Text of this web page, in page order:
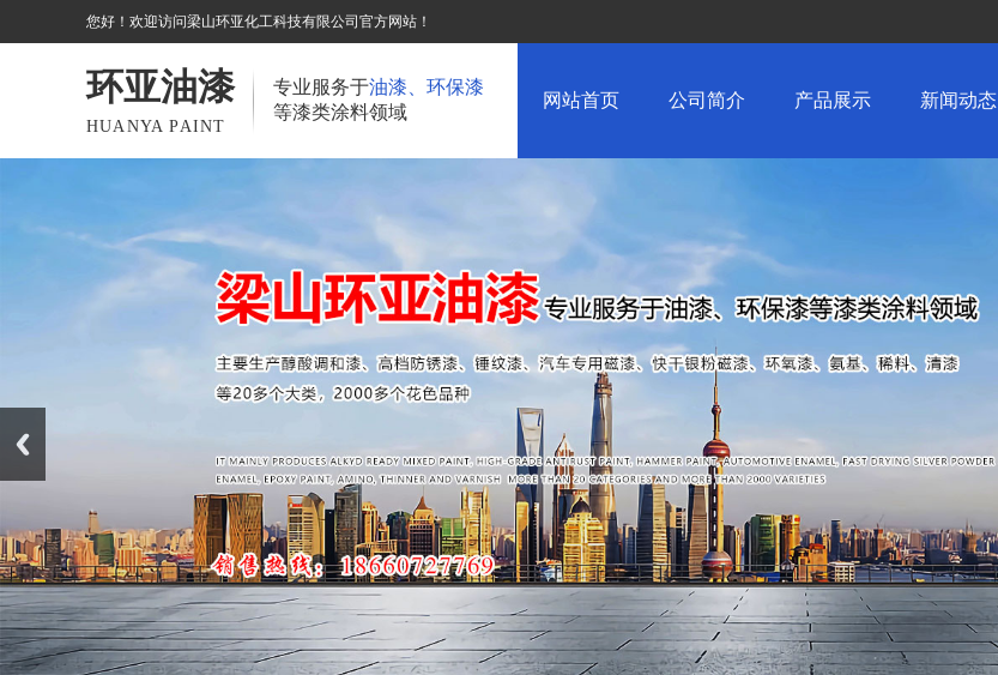
您好！欢迎访问梁山环亚化工科技有限公司官方网站！
环亚油漆
HUANYA PAINT
专业服务于油漆、环保漆
等漆类涂料领域
网站首页 公司简介 产品展示 新闻动态